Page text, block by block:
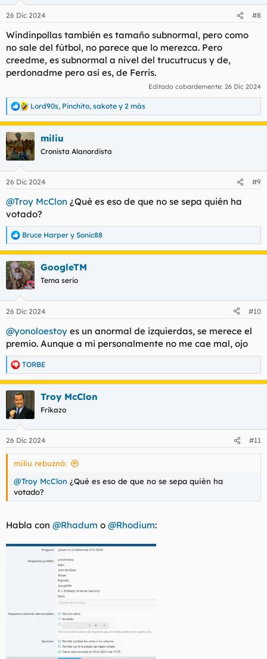
e
:
26 Dic 2024 #8
Windinpollas también es tamaño subnormal, pero como
no sale del fútbol, no parece que lo merezca. Pero
creedme, es subnormal a nivel del trucutrucus y de,
perdonadme pero así es, de Ferris.
Editado cobardemente: 26 Dic 2024
R
e
a
c
c
i
e
:
Lord90s, Pinchito, sakote y 2 más
miliu
Cronista Alanordista
26 Dic 2024 #9
@Troy McClon ¿Qué es eso de que no se sepa quién ha
votado?
R
e
a
c
c
i
e
:
Bruce Harper y Sonic88
GoogleTM
Tema serio
26 Dic 2024 #10
@yonoloestoy es un anormal de izquierdas, se merece el
premio. Aunque a mi personalmente no me cae mal, ojo
R
e
a
c
i
e
s
TORBE
Troy McClon
Frikazo
26 Dic 2024 #11
miliu rebuznó:
@Troy McClon ¿Qué es eso de que no se sepa quién ha
votado?
Habla con @Rhadum o @Rhodium: